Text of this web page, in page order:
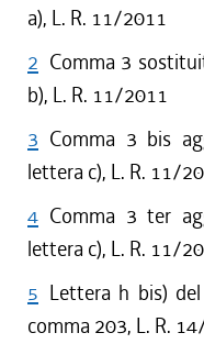
a), L. R. 11/2011
2 Comma 3
b), L. R. 11/2011
3 Comma 3 bis
lettera c), L. R. 11/
4 Comma 3 ter
lettera c), L. R. 11/
5 Lettera h bis)
comma 203, L. R.